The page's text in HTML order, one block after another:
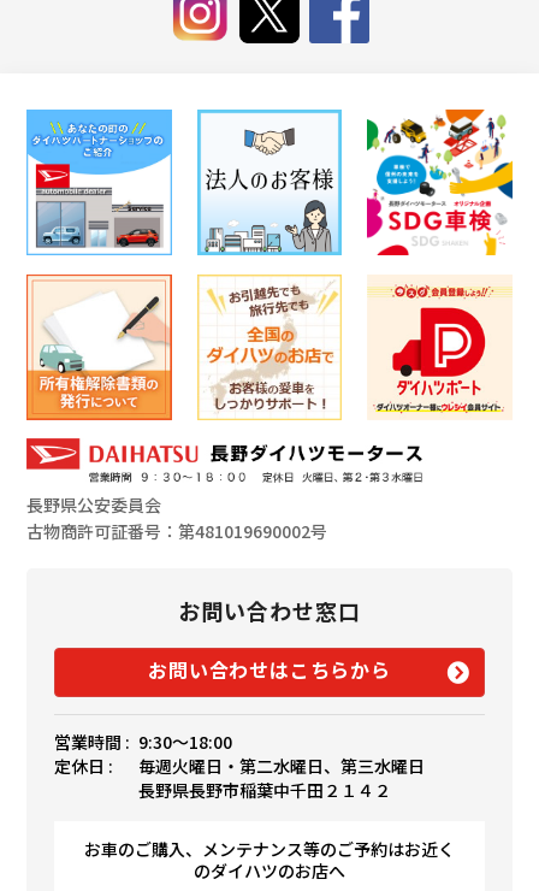
長野県公安委員会
古物商許可証番号：第481019690002号
お問い合わせ窓口
お問い合わせはこちらから
営業時間 : 9:30〜18:00
定休日 :
毎週火曜日・第二水曜日、第三水曜日
長野県長野市稲葉中千田２１４２
お車のご購入、メンテナンス等のご予約はお近く
のダイハツのお店へ